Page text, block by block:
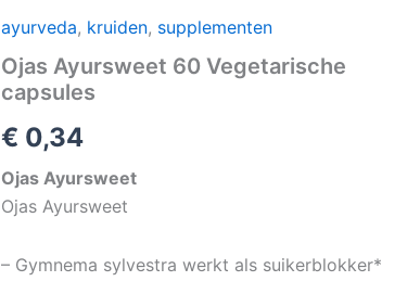
ayurveda, kruiden, supplementen
Ojas Ayursweet 60 Vegetarische
capsules
€ 0,34
Ojas Ayursweet
Ojas Ayursweet
– Gymnema sylvestra werkt als suikerblokker*